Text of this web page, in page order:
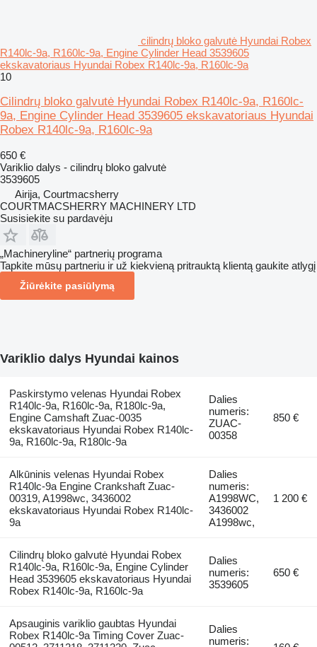
cilindrų bloko galvutė Hyundai Robex
R140lc-9a, R160lc-9a, Engine Cylinder Head 3539605
ekskavatoriaus Hyundai Robex R140lc-9a, R160lc-9a
10
Cilindrų bloko galvutė Hyundai Robex R140lc-9a, R160lc-
9a, Engine Cylinder Head 3539605 ekskavatoriaus Hyundai
Robex R140lc-9a, R160lc-9a
650 €
Variklio dalys - cilindrų bloko galvutė
3539605
Airija, Courtmacsherry
COURTMACSHERRY MACHINERY LTD
Susisiekite su pardavėju
„Machineryline“ partnerių programa
Tapkite mūsų partneriu ir už kiekvieną pritrauktą klientą gaukite atlygį
Žiūrėkite pasiūlymą
Variklio dalys Hyundai kainos
Paskirstymo velenas Hyundai Robex
R140lc-9a, R160lc-9a, R180lc-9a,
Engine Camshaft Zuac-0035
ekskavatoriaus Hyundai Robex R140lc-
9a, R160lc-9a, R180lc-9a
Dalies
numeris:
ZUAC-
00358
850 €
Alkūninis velenas Hyundai Robex
R140lc-9a Engine Crankshaft Zuac-
00319, A1998wc, 3436002
ekskavatoriaus Hyundai Robex R140lc-
9a
Dalies
numeris:
A1998WC,
3436002
A1998wc,
1 200 €
Cilindrų bloko galvutė Hyundai Robex
R140lc-9a, R160lc-9a, Engine Cylinder
Head 3539605 ekskavatoriaus Hyundai
Robex R140lc-9a, R160lc-9a
Dalies
numeris:
3539605
650 €
Apsauginis variklio gaubtas Hyundai
Robex R140lc-9a Timing Cover Zuac-
Dalies
numeris: